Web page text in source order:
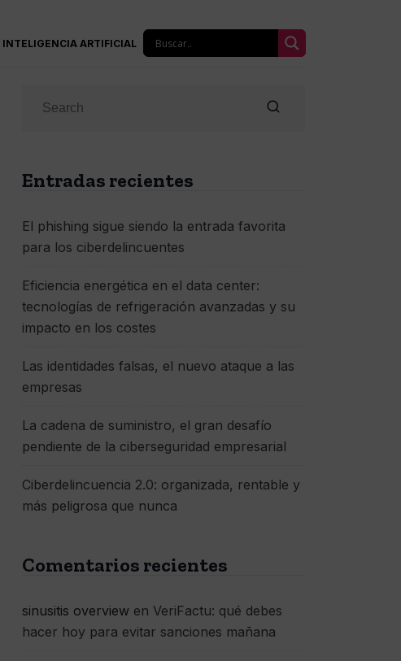
INTELIGENCIA ARTIFICIAL
Entradas recientes
El phishing sigue siendo la entrada favorita
para los ciberdelincuentes
Eficiencia energética en el data center:
tecnologías de refrigeración avanzadas y su
impacto en los costes
Las identidades falsas, el nuevo ataque a las
empresas
La cadena de suministro, el gran desafío
pendiente de la ciberseguridad empresarial
Ciberdelincuencia 2.0: organizada, rentable y
más peligrosa que nunca
Comentarios recientes
sinusitis overview en VeriFactu: qué debes
hacer hoy para evitar sanciones mañana